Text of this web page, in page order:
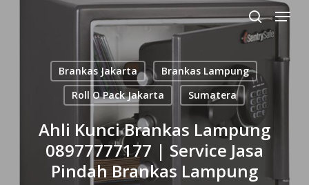
search
Menu
Brankas Jakarta
Brankas Lampung
Roll O Pack Jakarta
Sumatera
Ahli Kunci Brankas Lampung
08977777177 | Service Jasa
Pindah Brankas Lampung
Menu